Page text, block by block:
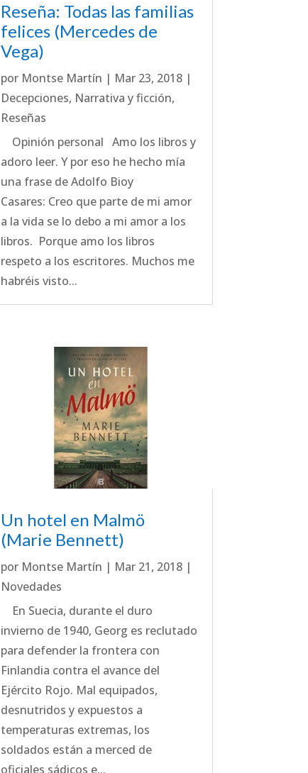
Reseña: Todas las familias
felices (Mercedes de
Vega)
por Montse Martín | Mar 23, 2018|
Decepciones, Narrativa y ficción,
Reseñas
Opinión personal Amo los libros y
adoro leer. Y por eso he hecho mía
una frase de Adolfo Bioy
Casares: Creo que parte de mi amor
a la vida se lo debo a mi amor a los
libros. Porque amo los libros
respeto a los escritores. Muchos me
habréis visto...
Un hotel en Malmö
(Marie Bennett)
por Montse Martín | Mar 21, 2018|
Novedades
En Suecia, durante el duro
invierno de 1940, Georg es reclutado
para defender la frontera con
Finlandia contra el avance del
Ejército Rojo. Mal equipados,
desnutridos y expuestos a
temperaturas extremas, los
soldados están a merced de
oficiales sádicos e...